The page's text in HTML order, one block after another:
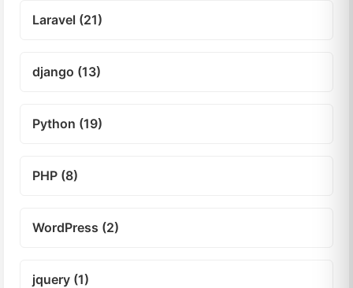
Laravel (21)
django (13)
Python (19)
PHP (8)
WordPress (2)
jquery (1)